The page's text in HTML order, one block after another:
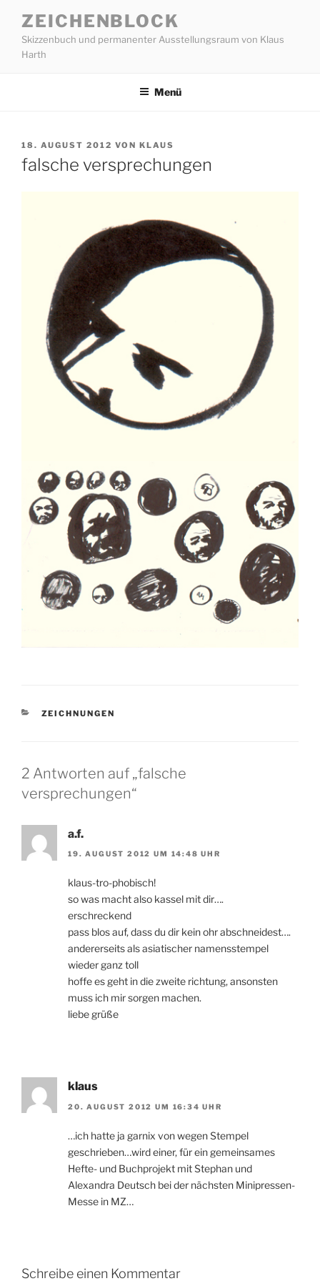
Inhalt
springen
ZEICHENBLOCK
Skizzenbuch und permanenter Ausstellungsraum von Klaus
Harth
Menü
VERÖFFENTLICHT
AM
18. AUGUST 2012 VON KLAUS
falsche versprechungen
KATEGORIEN
ZEICHNUNGEN
2 Antworten auf „falsche
versprechungen“
a.f.
19. AUGUST 2012 UM 14:48 UHR
klaus-tro-phobisch!
so was macht also kassel mit dir….
erschreckend
pass blos auf, dass du dir kein ohr abschneidest….
andererseits als asiatischer namensstempel
wieder ganz toll
hoffe es geht in die zweite richtung, ansonsten
muss ich mir sorgen machen.
liebe grüße
klaus
20. AUGUST 2012 UM 16:34 UHR
…ich hatte ja garnix von wegen Stempel
geschrieben…wird einer, für ein gemeinsames
Hefte- und Buchprojekt mit Stephan und
Alexandra Deutsch bei der nächsten Minipressen-
Messe in MZ…
Schreibe einen Kommentar